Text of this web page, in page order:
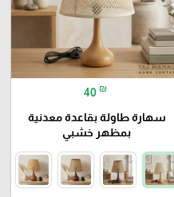
40 ₪
سهارة طاولة بقاعدة معدنية
بمظهر خشبي